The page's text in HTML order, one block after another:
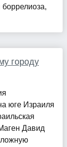
городу
юге Израиля
Давид